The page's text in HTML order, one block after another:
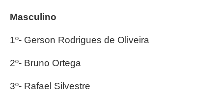
Masculino
1º- Gerson Rodrigues de Oliveira
2º- Bruno Ortega
3º- Rafael Silvestre